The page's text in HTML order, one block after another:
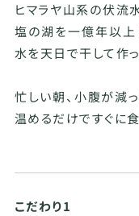
ヒマラヤ山系の伏流
塩の湖を一億年以
水を天日で干して作っ
忙しい朝、小腹が減
温めるだけですぐに
こだわり1